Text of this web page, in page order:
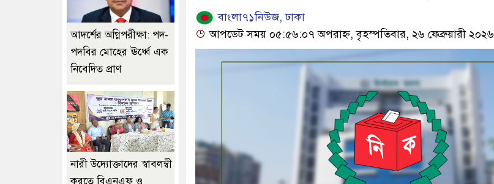
বাংলা৭১নিউজ, ঢাকা
আপডেট সময় ০৫:৫৬:০৭ অপরাহ্ন, বৃহস্পতিবার, ২৬ ফেব্রুয়ারী ২০২৬
আদর্শের অগ্নিপরীক্ষা: পদ-
পদবির মোহের ঊর্ধ্বে এক
নিবেদিত প্রাণ
নারী উদ্যোক্তাদের স্বাবলম্বী
করতে বিএনএফ ও